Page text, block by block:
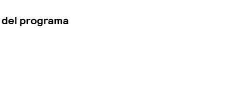
programa